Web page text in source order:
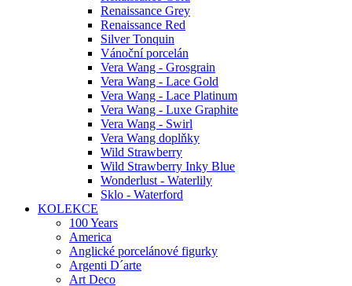
Renaissance Grey
Renaissance Red
Silver Tonquin
Vánoční porcelán
Vera Wang - Grosgrain
Vera Wang - Lace Gold
Vera Wang - Lace Platinum
Vera Wang - Luxe Graphite
Vera Wang - Swirl
Vera Wang doplňky
Wild Strawberry
Wild Strawberry Inky Blue
Wonderlust - Waterlily
Sklo - Waterford
KOLEKCE
100 Years
America
Anglické porcelánové figurky
Argenti D´arte
Art Deco